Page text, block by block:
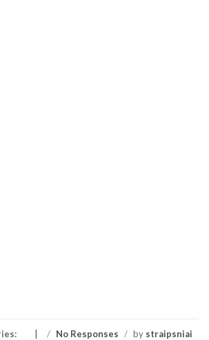
/ No Responses / by straipsniai